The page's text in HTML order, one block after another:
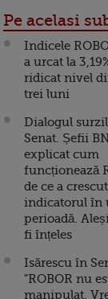
Pe acelasi
Indicele
a urcat la
ridicat nivel
trei luni
Dialogul
Senat. Șefii
explicat cum
funcționează
de ce a crescut
indicatorul în
perioadă.
fi înțeles
Isărescu în
"ROBOR nu
manipulat.